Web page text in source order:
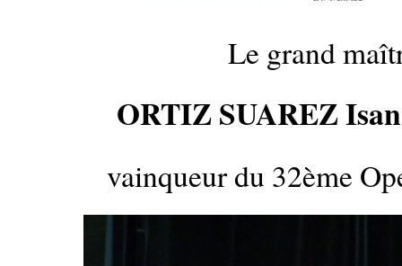
Le grand
ORTIZ SUAREZ
vainqueur du 32ème